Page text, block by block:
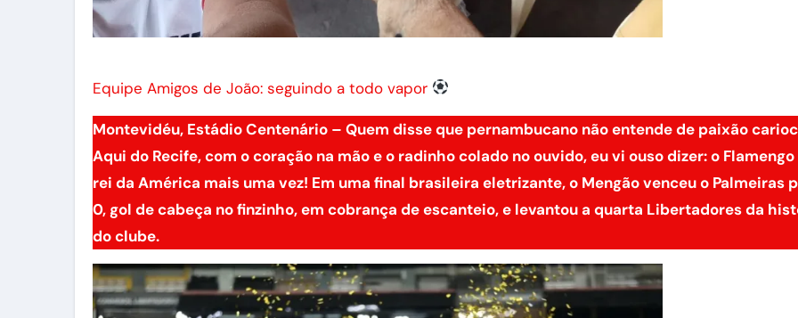
Equipe Amigos de João: seguindo a todo vapor
Montevidéu, Estádio Centenário – Quem disse que pernambucano não entende de paixão
Aqui do Recife, com o coração na mão e o radinho colado no ouvido, eu vi ouso dizer: o Flamengo
rei da América mais uma vez! Em uma final brasileira eletrizante, o Mengão venceu o Palmeiras
0, gol de cabeça no finzinho, em cobrança de escanteio, e levantou a quarta Libertadores da
do clube.